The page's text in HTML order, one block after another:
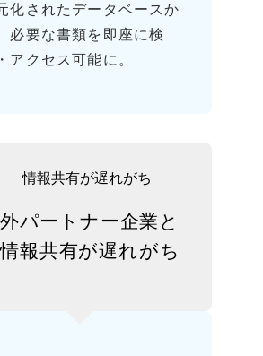
化されたデータベースか
必要な書類を即座に検
アクセス可能に。
パートナー企業と
情報共有が遅れがち